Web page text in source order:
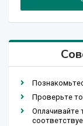
Проверьте
Оплачивайте